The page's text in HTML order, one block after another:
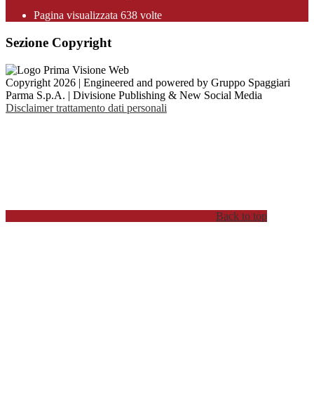
Pagina visualizzata 638 volte
Sezione Copyright
Copyright 2026 | Engineered and powered by Gruppo Spaggiari
Parma S.p.A. | Divisione Publishing & New Social Media
Disclaimer trattamento dati personali
Back to top